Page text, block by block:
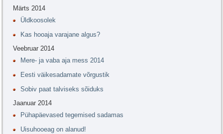
Märts 2014
Üldkoosolek
Kas hooaja varajane algus?
Veebruar 2014
Mere- ja vaba aja mess 2014
Eesti väikesadamate võrgustik
Sobiv paat talviseks sõiduks
Jaanuar 2014
Pühapäevased tegemised sadamas
Uisuhooeag on alanud!